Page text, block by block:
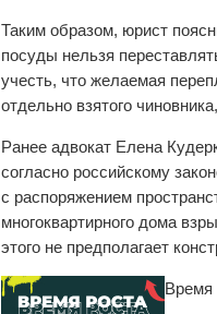
Таким образом, юрист
посуды нельзя
учесть, что желаемая
отдельно взятого
Ранее адвокат Елена
согласно российскому
с распоряжением
многоквартирного дома
этого не предполагает
Время